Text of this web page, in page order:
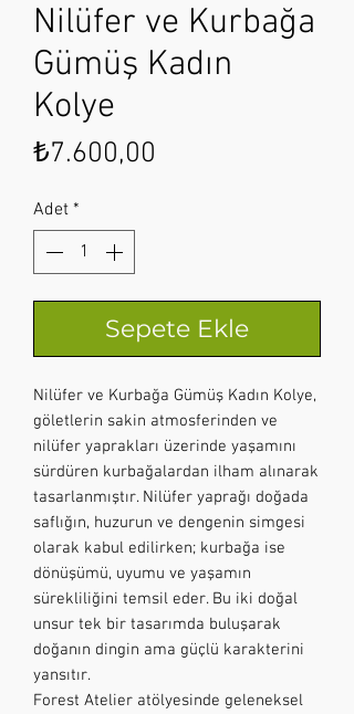
Nilüfer ve Kurbağa
Gümüş Kadın
Kolye
₺7.600,00
Adet *
Sepete Ekle
Nilüfer ve Kurbağa Gümüş Kadın Kolye,
göletlerin sakin atmosferinden ve
nilüfer yaprakları üzerinde yaşamını
sürdüren kurbağalardan ilham alınarak
tasarlanmıştır. Nilüfer yaprağı doğada
saflığın, huzurun ve dengenin simgesi
olarak kabul edilirken; kurbağa ise
dönüşümü, uyumu ve yaşamın
sürekliliğini temsil eder. Bu iki doğal
unsur tek bir tasarımda buluşarak
doğanın dingin ama güçlü karakterini
yansıtır.
Forest Atelier atölyesinde geleneksel